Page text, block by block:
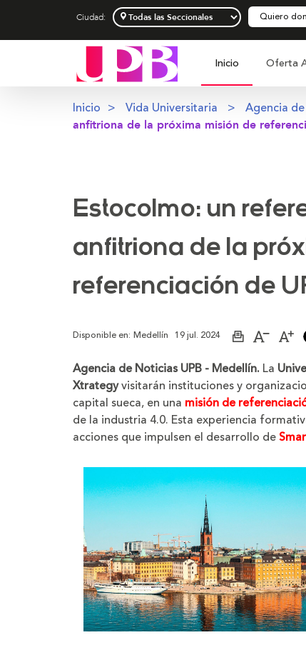
Ciudad: Quiero
Inicio Oferta
Inicio Vida Universitaria Agencia
anfitriona de la próxima misión de
Estocolmo: un
anfitriona de la
referenciación de
Disponible en: Medellín 19 jul. 2024
Imprimir
de
la
letra
de
la
Agencia de Noticias UPB - Medellín. La
Xtrategyvisitarán instituciones y
capital sueca, en una misión de
de la industria 4.0. Esta experiencia
acciones que impulsen el desarrollo de